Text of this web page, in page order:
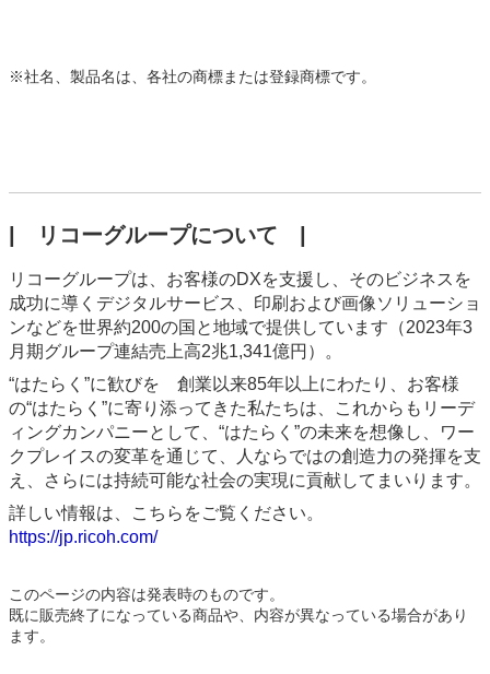
※社名、製品名は、各社の商標または登録商標です。
| リコーグループについて |
リコーグループは、お客様のDXを支援し、そのビジネスを
成功に導くデジタルサービス、印刷および画像ソリューショ
ンなどを世界約200の国と地域で提供しています（2023年3
月期グループ連結売上高2兆1,341億円）。
“はたらく”に歓びを 創業以来85年以上にわたり、お客様
の“はたらく”に寄り添ってきた私たちは、これからもリーデ
ィングカンパニーとして、“はたらく”の未来を想像し、ワー
クプレイスの変革を通じて、人ならではの創造力の発揮を支
え、さらには持続可能な社会の実現に貢献してまいります。
詳しい情報は、こちらをご覧ください。
https://jp.ricoh.com/
このページの内容は発表時のものです。
既に販売終了になっている商品や、内容が異なっている場合があり
ます。